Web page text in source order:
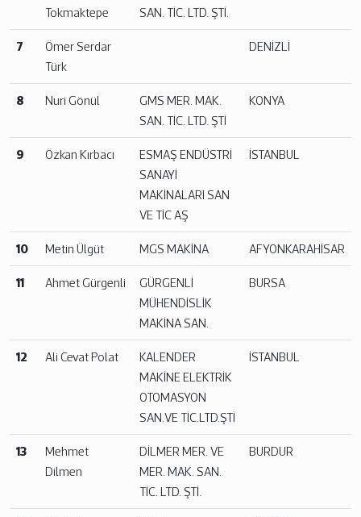
Tokmaktepe
SAN. TİC. LTD. ŞTİ.
7
Ömer Serdar
Türk
DENİZLİ
8 Nuri Gönül
GMS MER. MAK.
SAN. TİC. LTD. ŞTİ
KONYA
9 Özkan Kırbacı
ESMAŞ ENDÜSTRİ
SANAYİ
MAKİNALARI SAN
VE TİC AŞ
İSTANBUL
10 Metin Ülgüt MGS MAKİNA AFYONKARAHİSAR
11 Ahmet Gürgenli
GÜRGENLİ
MÜHENDİSLİK
MAKİNA SAN.
BURSA
12 Ali Cevat Polat
KALENDER
MAKİNE ELEKTRİK
OTOMASYON
SAN.VE TİC.LTD.ŞTİ
İSTANBUL
13
Mehmet
Dilmen
DİLMER MER. VE
MER. MAK. SAN.
TİC. LTD. ŞTİ.
BURDUR